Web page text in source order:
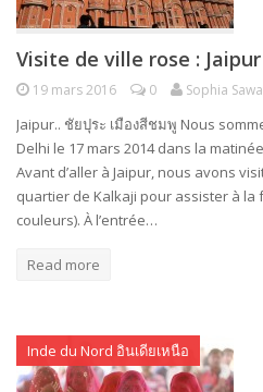
Visite de ville rose :
19 mars 2016 0 Sophia
Jaipur.. ชัยปุระ เมืองสีชมพู Nous
Delhi le 17 mars 2014 dans la
Avant d’aller à Jaipur, nous avons
quartier de Kalkaji pour assister à la
couleurs). À l’entrée…
Read more
Inde du Nord อินเดียเหนือ